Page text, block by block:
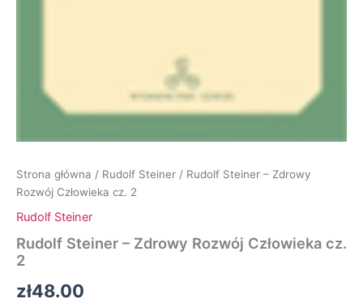
Strona główna / Rudolf Steiner / Rudolf Steiner – Zdrowy
Rozwój Człowieka cz. 2
Rudolf Steiner
Rudolf Steiner – Zdrowy Rozwój Człowieka cz.
2
zł48.00